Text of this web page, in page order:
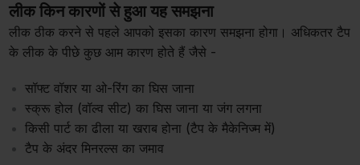
लीक किन कारणों से हुआ यह समझना
लीक ठीक करने से पहले आपको इसका कारण समझना होगा। अधिकतर टैप
के लीक के पीछे कुछ आम कारण होते हैं जैसे -
सॉफ्ट वॉशर या ओ-रिंग का घिस जाना
स्क्रू होल (वॉल्व सीट) का घिस जाना या जंग लगना
किसी पार्ट का ढीला या खराब होना (टैप के मैकेनिज्म में)
टैप के अंदर मिनरल्स का जमाव